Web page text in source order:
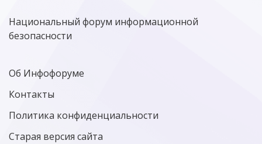
Национальный форум информационной
безопасности
Об Инфофоруме
Контакты
Политика конфиденциальности
Старая версия сайта